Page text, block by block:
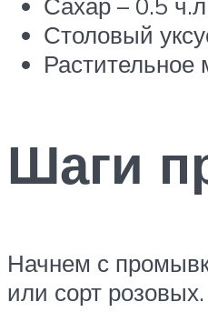
Столовый
Растительное
Шаги
Начнем с
или сорт